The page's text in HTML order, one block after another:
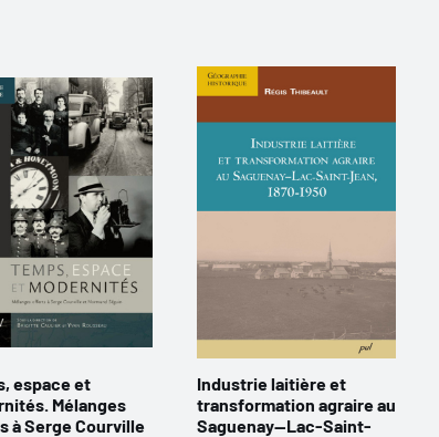
espace et
Mélanges
à Serge Courville
Industrie laitière et
transformation agraire au
Saguenay—Lac-Saint-